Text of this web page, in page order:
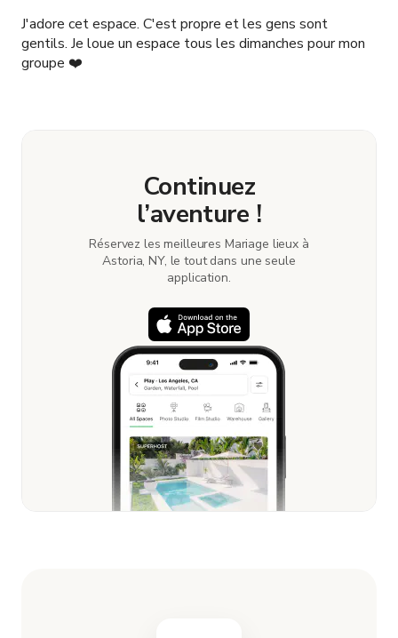
J'adore cet espace. C'est propre et les gens sont
gentils. Je loue un espace tous les dimanches pour mon
groupe ❤️
Continuez
l’aventure !
Réservez les meilleures Mariage lieux à
Astoria, NY, le tout dans une seule
application.